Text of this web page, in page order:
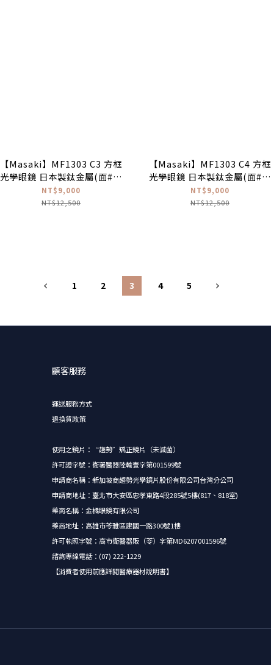
【Masaki】MF1303 C3 方框
光學眼鏡 日本製鈦金屬(面#鐡
灰色|腳#黑搭銀色)
NT$9,000
NT$12,500
【Masaki】MF1303 C4 方框
光學眼鏡 日本製鈦金屬(面#消
光黑色|腳#紅搭銀色)
NT$9,000
NT$12,500
1 2 3 4 5
顧客服務
運送服務方式
退換貨政策
使用之鏡片：“趨勢”矯正鏡片（未滅菌）
許可證字號：衛署醫器陸輸壹字第001599號
申請商名稱：新加坡商趨勢光學鏡片股份有限公司台灣分公司
申請商地址：臺北市大安區忠孝東路4段285號5樓(817、818室)
藥商名稱：金橘眼鏡有限公司
藥商地址：高雄市苓雅區建國一路300號1樓
許可執照字號：高市衛醫器販（苓）字第MD6207001596號
諮詢專線電話：(07) 222-1229
【消費者使用前應詳閱醫療器材說明書】